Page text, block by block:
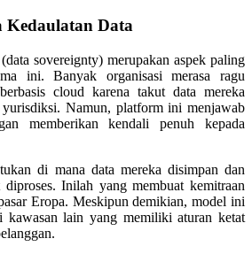
Kedaulatan Data
sovereignty) merupakan aspek paling
ini. Banyak organisasi merasa ragu
cloud karena takut data mereka
Namun, platform ini menjawab
memberikan kendali penuh kepada
di mana data mereka disimpan dan
diproses. Inilah yang membuat kemitraan
Eropa. Meskipun demikian, model ini
kawasan lain yang memiliki aturan ketat